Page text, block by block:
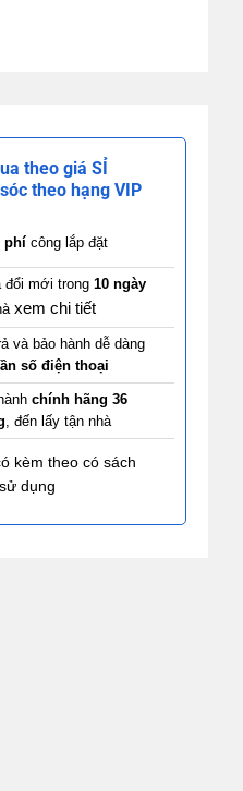
theo giá SỈ
theo hạng VIP
phícông lắp đặt
đổi mới trong 10 ngày
xem chi tiết
và bảo hành dễ dàng
số điện thoại
chính hãng 36
, đến lấy tận nhà
kèm theo có sách
dụng